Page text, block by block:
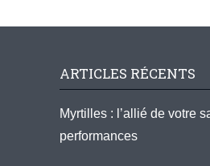
ARTICLES RÉCENTS
Myrtilles : l’allié de votre
performances